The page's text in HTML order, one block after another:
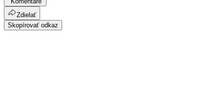
Zdielať
Skopírovať odkaz